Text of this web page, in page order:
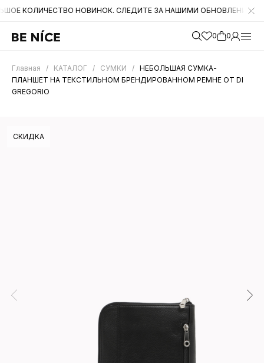
НОВИНОК. СЛЕДИТЕ ЗА НАШИМИ ОБНОВЛЕНИЯМИ НА
0 0
Главная / КАТАЛОГ / СУМКИ / НЕБОЛЬШАЯ СУМКА-
ПЛАНШЕТ НА ТЕКСТИЛЬНОМ БРЕНДИРОВАННОМ РЕМНЕ ОТ DI
GREGORIO
СКИДКА